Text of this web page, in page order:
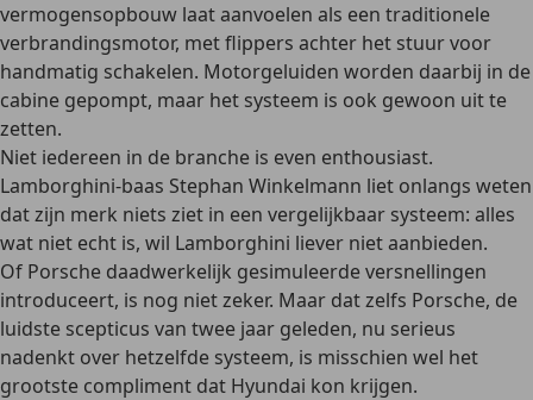
vermogensopbouw laat aanvoelen als een traditionele
verbrandingsmotor, met flippers achter het stuur voor
handmatig schakelen. Motorgeluiden worden daarbij in de
cabine gepompt, maar het systeem is ook gewoon uit te
zetten.
Niet iedereen in de branche is even enthousiast.
Lamborghini-baas Stephan Winkelmann liet onlangs weten
dat zijn merk niets ziet in een vergelijkbaar systeem: alles
wat niet echt is, wil Lamborghini liever niet aanbieden.
Of Porsche daadwerkelijk gesimuleerde versnellingen
introduceert, is nog niet zeker. Maar dat zelfs Porsche, de
luidste scepticus van twee jaar geleden, nu serieus
nadenkt over hetzelfde systeem, is misschien wel het
grootste compliment dat Hyundai kon krijgen.